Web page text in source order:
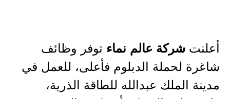
أعلنت شركة عالم نماء توفر وظائف
شاغرة لحملة الدبلوم فأعلى، للعمل في
مدينة الملك عبدالله للطاقة الذرية،